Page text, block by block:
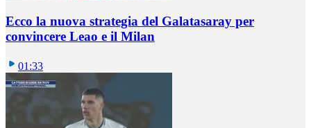
Ecco la nuova strategia del Galatasaray per
convincere Leao e il Milan
01:33